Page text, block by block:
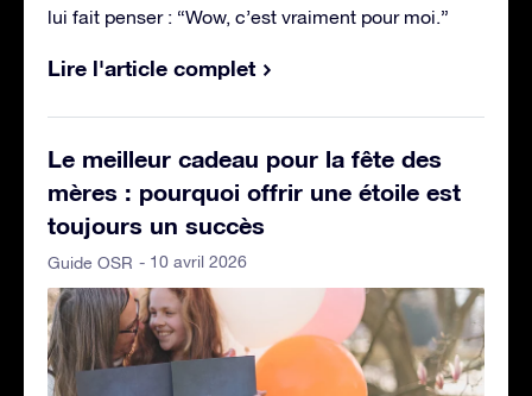
lui fait penser : “Wow, c’est vraiment pour moi.”
Lire l'article complet
Le meilleur cadeau pour la fête des
mères : pourquoi offrir une étoile est
toujours un succès
Guide OSR - 10 avril 2026